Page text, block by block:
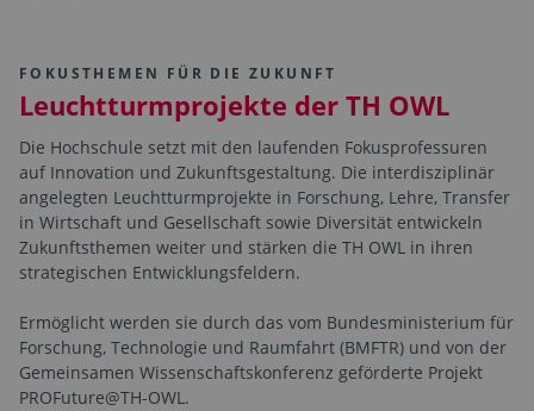
FOKUSTHEMEN FÜR DIE ZUKUNFT
Leuchtturmprojekte der TH OWL
Die Hochschule setzt mit den laufenden Fokusprofessuren
auf Innovation und Zukunftsgestaltung. Die interdisziplinär
angelegten Leuchtturmprojekte in Forschung, Lehre, Transfer
in Wirtschaft und Gesellschaft sowie Diversität entwickeln
Zukunftsthemen weiter und stärken die TH OWL in ihren
strategischen Entwicklungsfeldern.
Ermöglicht werden sie durch das vom Bundesministerium für
Forschung, Technologie und Raumfahrt (BMFTR) und von der
Gemeinsamen Wissenschaftskonferenz geförderte Projekt
PROFuture@TH-OWL.